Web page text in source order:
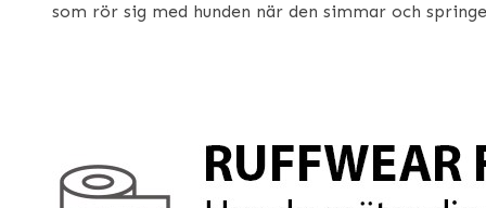
som rör sig med hunden när den simmar och